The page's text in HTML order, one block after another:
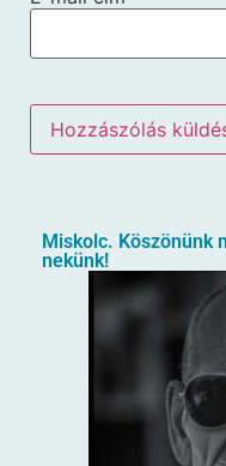
Miskolc. Köszönünk
nekünk!